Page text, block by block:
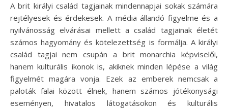
A brit királyi család tagjainak mindennapjai sokak számára
rejtélyesek és érdekesek. A média állandó figyelme és a
nyilvánosság elvárásai mellett a család tagjainak életét
számos hagyomány és kötelezettség is formálja. A királyi
család tagjai nem csupán a brit monarchia képviselői,
hanem kulturális ikonok is, akiknek minden lépése a világ
figyelmét magára vonja. Ezek az emberek nemcsak a
paloták falai között élnek, hanem számos jótékonysági
eseményen, hivatalos látogatásokon és kulturális